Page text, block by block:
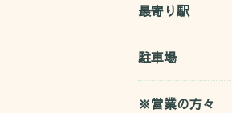
最寄り駅
駐車場
※営業の方々